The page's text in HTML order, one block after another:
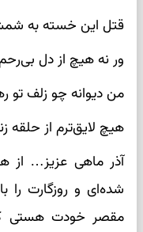
قتل این خسته به
ور نه هیچ از دل
من دیوانه چو زلف تو
هیچ لایق‌ترم از حلقه
آذر ماهی عزیز…
شده‌ای و روزگارت را
مقصر خودت هستی